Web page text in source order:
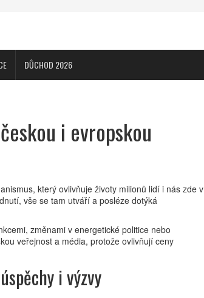
DŮCHOD 2026
i evropskou
který ovlivňuje životy milionů lidí i nás zde v
vše se tam utváří a posléze dotýká
změnami v energetické politice nebo
veřejnost a média, protože ovlivňují ceny
i výzvy